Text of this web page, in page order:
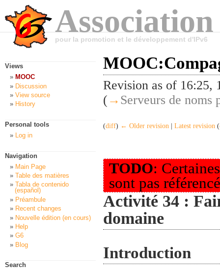
pour la promotion et le développement d'IPv6
Revision as of
( → Serveurs de noms
(diff) ← Older revision Latest revision (
TODO:
sont pas
Activité 34 :
domaine
Introduction
Views
MOOC
Discussion
View source
History
Personal tools
Log in
Navigation
Main Page
Table des matières
Tabla de contenido
(español)
Préambule
Recent changes
Nouvelle édition (en cours)
Help
G6
Blog
Search